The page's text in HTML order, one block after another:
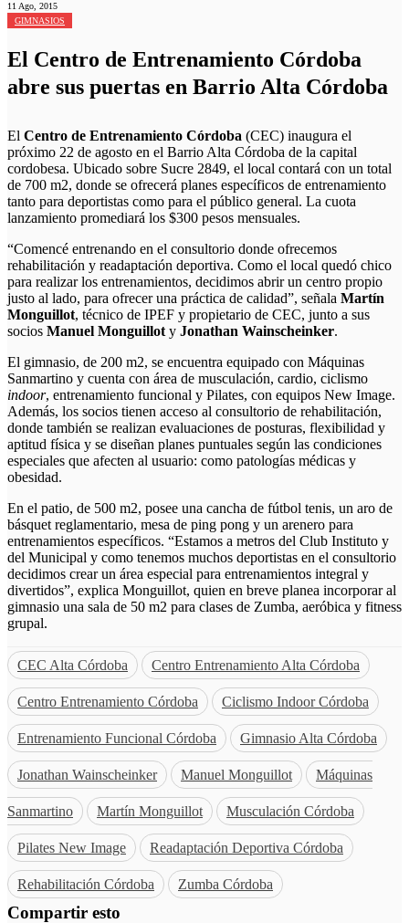
11 Ago, 2015
GIMNASIOS
El Centro de Entrenamiento Córdoba
abre sus puertas en Barrio Alta Córdoba
El Centro de Entrenamiento Córdoba (CEC) inaugura el
próximo 22 de agosto en el Barrio Alta Córdoba de la capital
cordobesa. Ubicado sobre Sucre 2849, el local contará con un total
de 700 m2, donde se ofrecerá planes específicos de entrenamiento
tanto para deportistas como para el público general. La cuota
lanzamiento promediará los $300 pesos mensuales.
“Comencé entrenando en el consultorio donde ofrecemos
rehabilitación y readaptación deportiva. Como el local quedó chico
para realizar los entrenamientos, decidimos abrir un centro propio
justo al lado, para ofrecer una práctica de calidad”, señala Martín
Monguillot, técnico de IPEF y propietario de CEC, junto a sus
socios Manuel Monguillot y Jonathan Wainscheinker.
El gimnasio, de 200 m2, se encuentra equipado con Máquinas
Sanmartino y cuenta con área de musculación, cardio, ciclismo
indoor, entrenamiento funcional y Pilates, con equipos New Image.
Además, los socios tienen acceso al consultorio de rehabilitación,
donde también se realizan evaluaciones de posturas, flexibilidad y
aptitud física y se diseñan planes puntuales según las condiciones
especiales que afecten al usuario: como patologías médicas y
obesidad.
En el patio, de 500 m2, posee una cancha de fútbol tenis, un aro de
básquet reglamentario, mesa de ping pong y un arenero para
entrenamientos específicos. “Estamos a metros del Club Instituto y
del Municipal y como tenemos muchos deportistas en el consultorio
decidimos crear un área especial para entrenamientos integral y
divertidos”, explica Monguillot, quien en breve planea incorporar al
gimnasio una sala de 50 m2 para clases de Zumba, aeróbica y fitness
grupal.
CEC Alta Córdoba Centro Entrenamiento Alta Córdoba
Centro Entrenamiento Córdoba Ciclismo Indoor Córdoba
Entrenamiento Funcional Córdoba Gimnasio Alta Córdoba
Jonathan Wainscheinker Manuel Monguillot Máquinas
Sanmartino Martín Monguillot Musculación Córdoba
Pilates New Image Readaptación Deportiva Córdoba
Rehabilitación Córdoba Zumba Córdoba
Compartir esto